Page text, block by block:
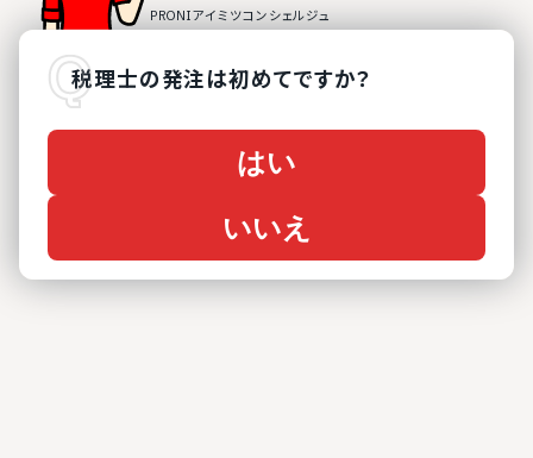
税理士の発注は初めてですか？
はい
いいえ